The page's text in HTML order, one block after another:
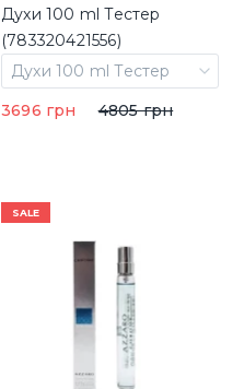
Духи 100 ml Тестер
(783320421556)
Духи 100 ml Тестер
3696 грн
4805 грн
SALE